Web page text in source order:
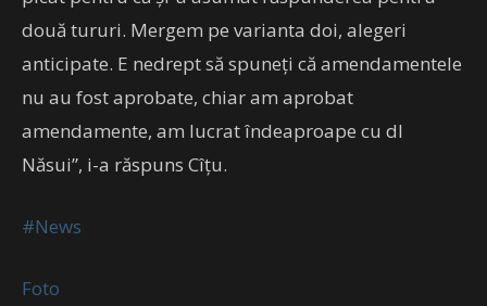
două tururi. Mergem pe varianta doi, alegeri
anticipate. E nedrept să spuneți că amendamentele
nu au fost aprobate, chiar am aprobat
amendamente, am lucrat îndeaproape cu dl
Năsui”, i-a răspuns Cîțu.
#News
Foto